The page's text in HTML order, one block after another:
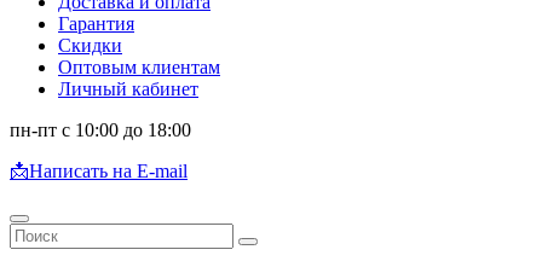
Гарантия
Скидки
Оптовым клиентам
Личный кабинет
пн-пт с 10:00 до 18:00
📩Написать на E-mail